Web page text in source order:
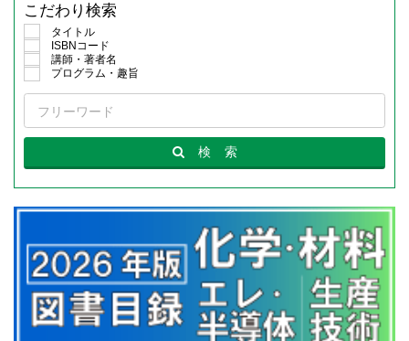
こだわり検索
タイトル
ISBNコード
講師・著者名
プログラム・趣旨
検 索